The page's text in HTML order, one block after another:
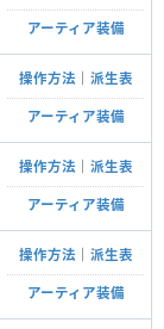
アーティア装備
操作方法 派生表
アーティア装備
操作方法 派生表
アーティア装備
操作方法 派生表
アーティア装備